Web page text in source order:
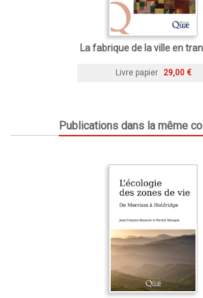
La fabrique de la ville en
Livre papier 29,00 €
Publications dans la même